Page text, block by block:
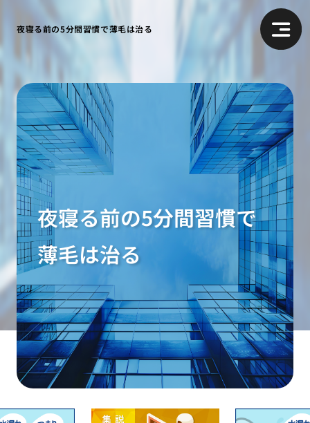
夜寝る前の5分間習慣で薄毛は治る
夜寝る前の5分間習慣で
薄毛は治る